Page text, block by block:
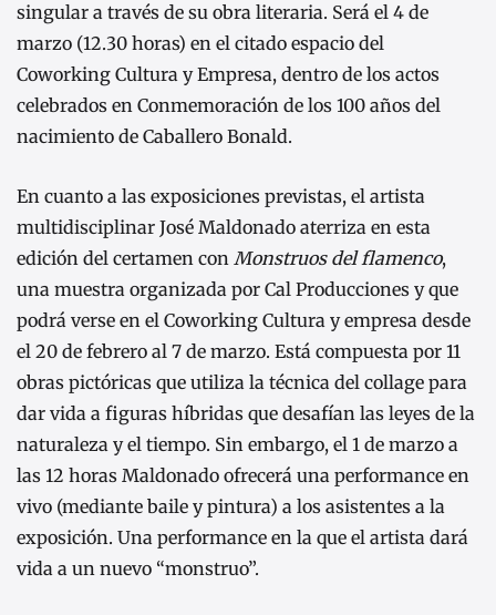
singular a través de su obra literaria. Será el 4 de
marzo (12.30 horas) en el citado espacio del
Coworking Cultura y Empresa, dentro de los actos
celebrados en Conmemoración de los 100 años del
nacimiento de Caballero Bonald.
En cuanto a las exposiciones previstas, el artista
multidisciplinar José Maldonado aterriza en esta
edición del certamen con Monstruos del flamenco,
una muestra organizada por Cal Producciones y que
podrá verse en el Coworking Cultura y empresa desde
el 20 de febrero al 7 de marzo. Está compuesta por 11
obras pictóricas que utiliza la técnica del collage para
dar vida a figuras híbridas que desafían las leyes de la
naturaleza y el tiempo. Sin embargo, el 1 de marzo a
las 12 horas Maldonado ofrecerá una performance en
vivo (mediante baile y pintura) a los asistentes a la
exposición. Una performance en la que el artista dará
vida a un nuevo “monstruo”.